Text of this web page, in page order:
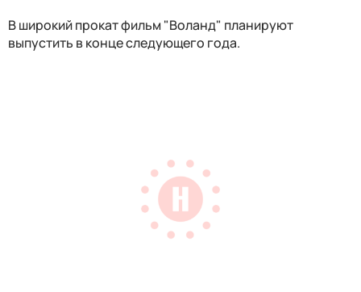
В широкий прокат фильм "Воланд" планируют
выпустить в конце следующего года.